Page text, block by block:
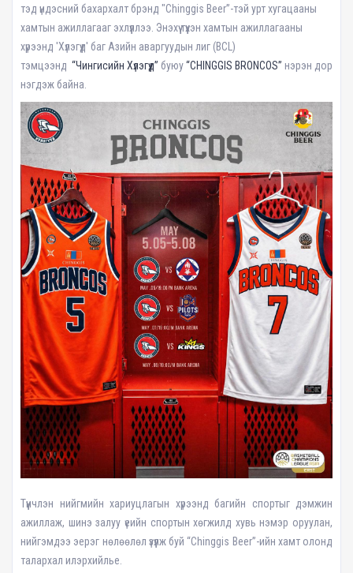
тэд үндэсний бахархалт брэнд "Chinggis Beer”-тэй урт хугацааны
хамтын ажиллагааг эхлүүллээ. Энэхүү түүхэн хамтын ажиллагааны
хүрээнд 'Хүлэгүүд' баг Азийн аваргуудын лиг (BCL)
тэмцээнд “Чингисийн Хүлэгүүд” буюу“CHINGGIS BRONCOS” нэрэн дор
нэгдэж байна.
Түүнчлэн нийгмийн хариуцлагын хүрээнд багийн спортыг дэмжин
ажиллаж, шинэ залуу үеийн спортын хөгжилд хувь нэмэр оруулан,
нийгэмдээ эерэг нөлөөлөл үзүүлж буй “Chinggis Beer”-ийн хамт олонд
талархал илэрхийлье.